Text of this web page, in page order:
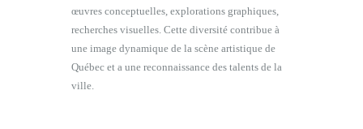
œuvres conceptuelles, explorations graphiques,
recherches visuelles. Cette diversité contribue à
une image dynamique de la scène artistique de
Québec et a une reconnaissance des talents de la
ville.